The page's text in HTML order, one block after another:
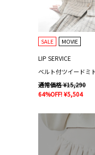
SALE MOVIE
LIP SERVICE
ベルト付ツイードミ
通常価格 ¥15,290
64%OFF! ¥5,504